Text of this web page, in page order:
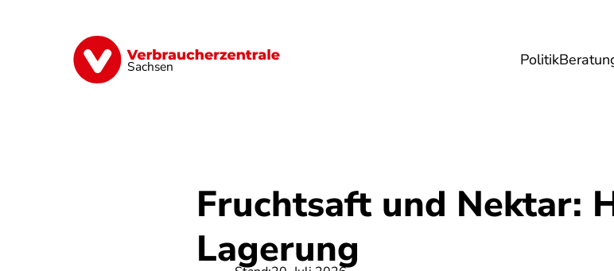
Sachsen Politik
Vorsorge Verträge Geld & Versicherungen Digitales
Fruchtsaft und Nektar:
Lagerung